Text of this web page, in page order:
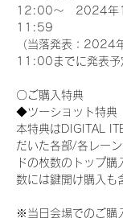
12:00～　2024年
11:59
（当落発表：2024
11:00までに発表予
〇ご購入特典
◆ツーショット特典
本特典はDIGITAL
だいた各部/各レー
ドの枚数のトップ
数には鍵開け購入も
※当日会場でのご購